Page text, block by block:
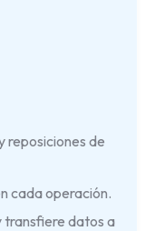
reposiciones de
cada operación.
transfiere datos a